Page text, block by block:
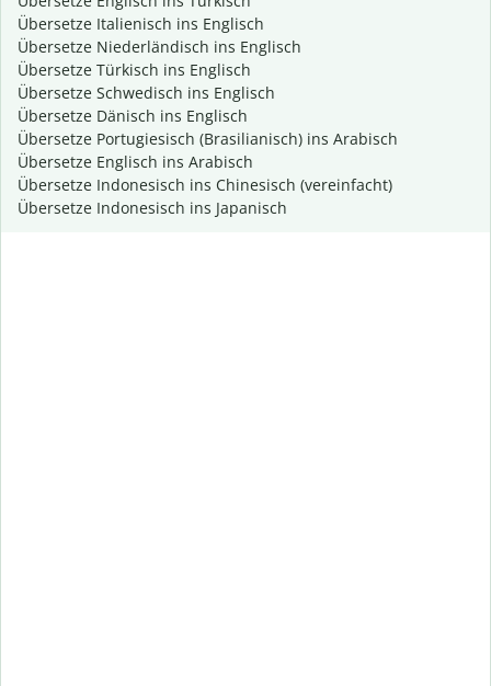
Übersetze Italienisch ins Englisch
Übersetze Niederländisch ins Englisch
Übersetze Türkisch ins Englisch
Übersetze Schwedisch ins Englisch
Übersetze Dänisch ins Englisch
Übersetze Portugiesisch (Brasilianisch) ins Arabisch
Übersetze Englisch ins Arabisch
Übersetze Indonesisch ins Chinesisch (vereinfacht)
Übersetze Indonesisch ins Japanisch